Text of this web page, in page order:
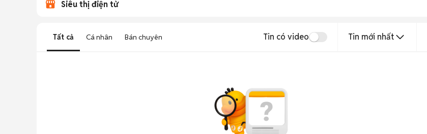
Siêu thị điện tử
Tất cả Cá nhân Bán chuyên Tin có video Tin mới nhất